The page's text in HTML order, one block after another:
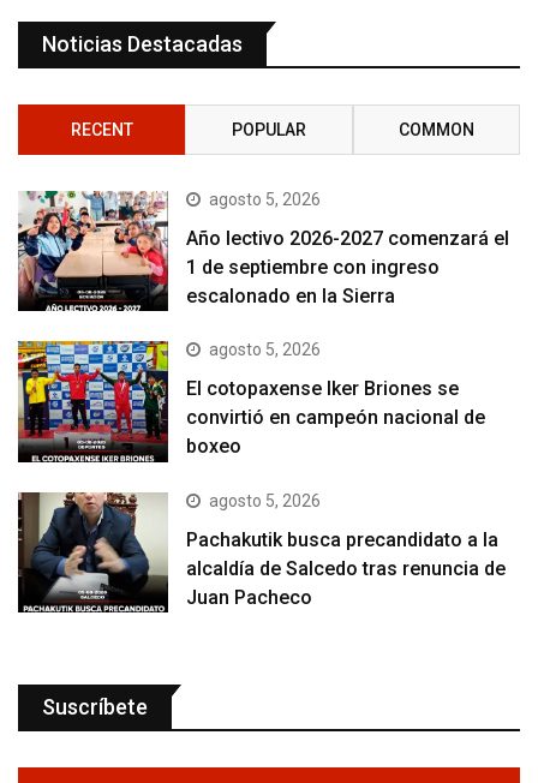
Noticias Destacadas
RECENT POPULAR COMMON
agosto 5, 2026
Año lectivo 2026-2027 comenzará el
1 de septiembre con ingreso
escalonado en la Sierra
agosto 5, 2026
El cotopaxense Iker Briones se
convirtió en campeón nacional de
boxeo
agosto 5, 2026
Pachakutik busca precandidato a la
alcaldía de Salcedo tras renuncia de
Juan Pacheco
Suscríbete